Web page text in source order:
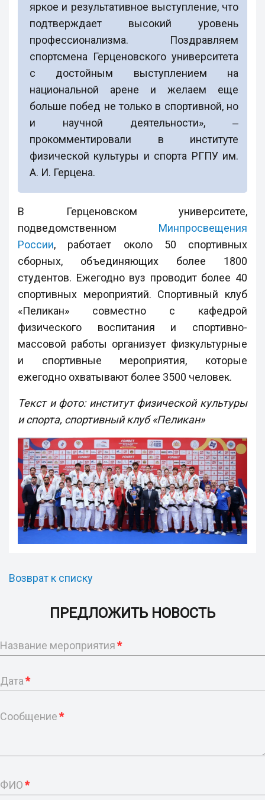
яркое и результативное выступление, что
подтверждает высокий уровень
профессионализма. Поздравляем
спортсмена Герценовского университета
с достойным выступлением на
национальной арене и желаем еще
больше побед не только в спортивной, но
и научной деятельности», ‒
прокомментировали в институте
физической культуры и спорта РГПУ им.
А. И. Герцена.
В Герценовском университете,
подведомственном Минпросвещения
России, работает около 50 спортивных
сборных, объединяющих более 1800
студентов. Ежегодно вуз проводит более 40
спортивных мероприятий. Спортивный клуб
«Пеликан» совместно с кафедрой
физического воспитания и спортивно-
массовой работы организует физкультурные
и спортивные мероприятия, которые
ежегодно охватывают более 3500 человек.
Текст и фото: институт физической культуры
и спорта, спортивный клуб «Пеликан»
Возврат к списку
ПРЕДЛОЖИТЬ НОВОСТЬ
Название мероприятия*
Дата*
Сообщение*
ФИО*